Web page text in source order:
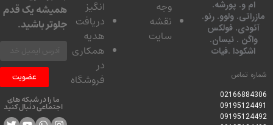
ام و. پورشه.
مازراتی. ولوو. رنو.
آئودی. فولکس
واگن . نیسان.
اشکودا .فیات
شماره تماس
02166884306
09195124491
09195124492
وجه
نقشه
سایت
انگیز
دریافت
هدیه
همکاری
در
فروشگاه
همیشه یک قدم
جلوتر باشید.
عضویت
ما را در شبکه های
اجتماعی دنبال کنید